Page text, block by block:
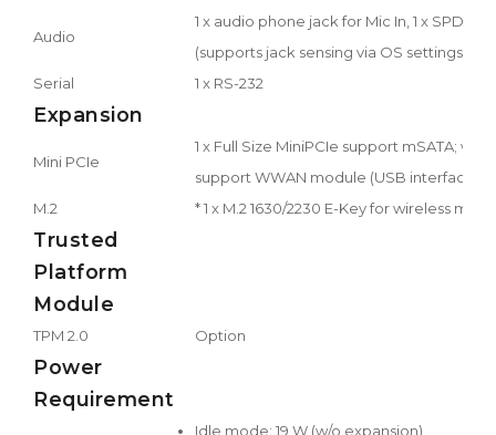
Audio
1 x audio phone jack for Mic In, 1 x SPDIF/
(supports jack sensing via OS settings)
Serial
1 x RS-232
Expansion
Mini PCIe
1 x Full Size MiniPCIe support mSATA; w/
support WWAN module (USB interface)
M.2
* 1 x M.2 1630/2230 E-Key for wireless
Trusted
Platform
Module
TPM 2.0 Option
Power
Requirement
Idle mode: 19 W (w/o expansion)